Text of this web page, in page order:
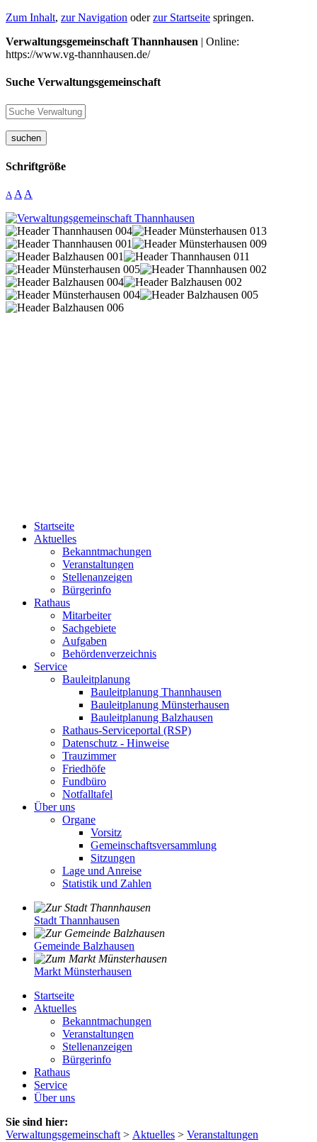
Zum Inhalt, zur Navigation oderzur Startseite springen.
Verwaltungsgemeinschaft Thannhausen | Online:
https://www.vg-thannhausen.de/
Suche Verwaltungsgemeinschaft
suchen
Schriftgröße
A A A
Startseite
Aktuelles
Bekanntmachungen
Veranstaltungen
Stellenanzeigen
Bürgerinfo
Rathaus
Mitarbeiter
Sachgebiete
Aufgaben
Behördenverzeichnis
Service
Bauleitplanung
Bauleitplanung Thannhausen
Bauleitplanung Münsterhausen
Bauleitplanung Balzhausen
Rathaus-Serviceportal (RSP)
Datenschutz - Hinweise
Trauzimmer
Friedhöfe
Fundbüro
Notfalltafel
Über uns
Organe
Vorsitz
Gemeinschaftsversammlung
Sitzungen
Lage und Anreise
Statistik und Zahlen
Stadt Thannhausen
Gemeinde Balzhausen
Markt Münsterhausen
Startseite
Aktuelles
Bekanntmachungen
Veranstaltungen
Stellenanzeigen
Bürgerinfo
Rathaus
Service
Über uns
Sie sind hier:
Verwaltungsgemeinschaft > Aktuelles > Veranstaltungen